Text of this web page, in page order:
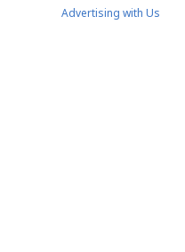
Advertising with Us